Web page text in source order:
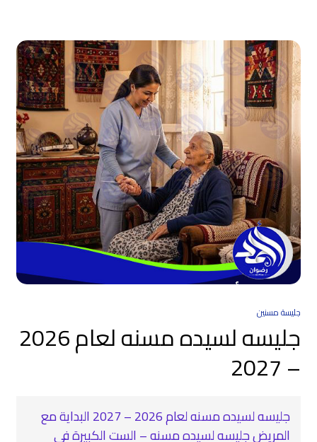
جليسة مسنين
جليسه لسيده مسنه لعام 2026
– 2027
جليسه لسيده مسنه لعام 2026 – 2027 البداية مع
المريض جليسه لسيده مسنه – الست الكبيرة في